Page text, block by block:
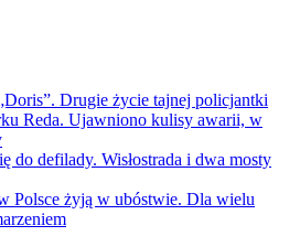
Drugie życie tajnej policjantki
Reda. Ujawniono kulisy awarii, w
do defilady. Wisłostrada i dwa mosty
Polsce żyją w ubóstwie. Dla wielu